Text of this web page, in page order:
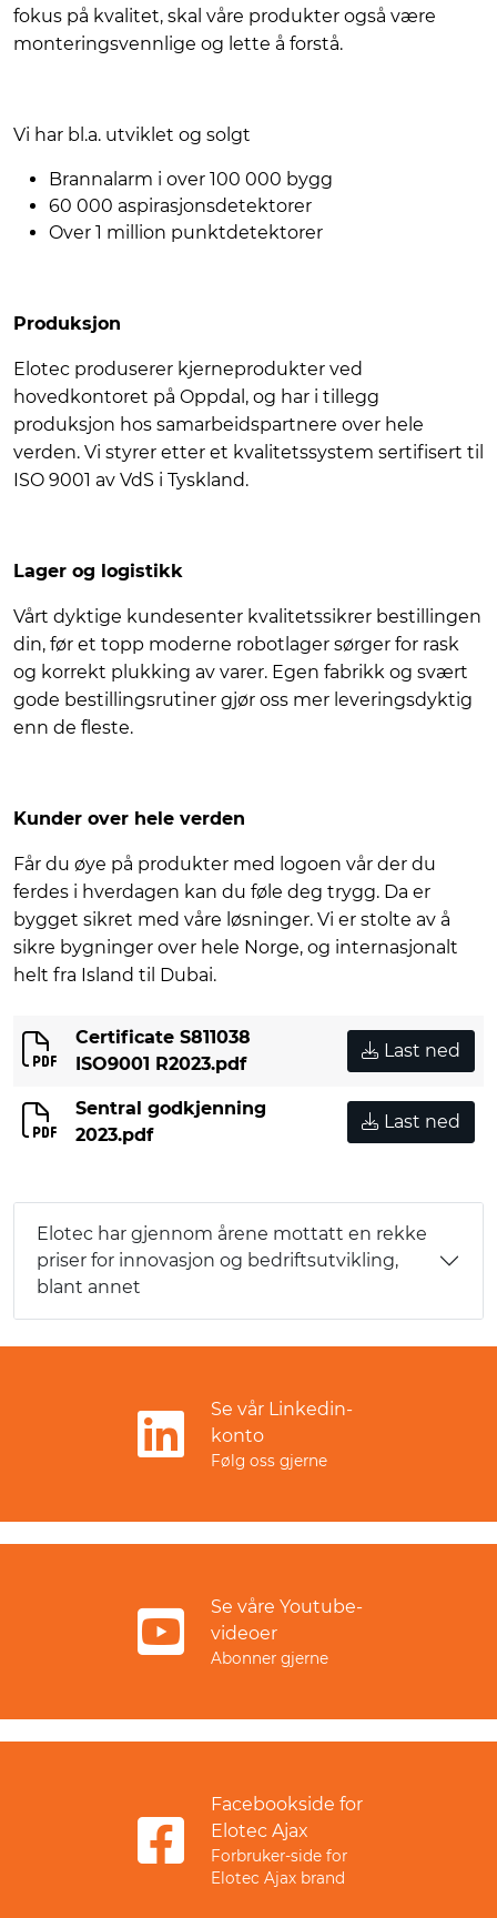
fokus på kvalitet, skal våre produkter også være
monteringsvennlige og lette å forstå.
Vi har bl.a. utviklet og solgt
Brannalarm i over 100 000 bygg
60 000 aspirasjonsdetektorer
Over 1 million punktdetektorer
Produksjon
Elotec produserer kjerneprodukter ved
hovedkontoret på Oppdal, og har i tillegg
produksjon hos samarbeidspartnere over hele
verden. Vi styrer etter et kvalitetssystem sertifisert til
ISO 9001 av VdS i Tyskland.
Lager og logistikk
Vårt dyktige kundesenter kvalitetssikrer bestillingen
din, før et topp moderne robotlager sørger for rask
og korrekt plukking av varer. Egen fabrikk og svært
gode bestillingsrutiner gjør oss mer leveringsdyktig
enn de fleste.
Kunder over hele verden
Får du øye på produkter med logoen vår der du
ferdes i hverdagen kan du føle deg trygg. Da er
bygget sikret med våre løsninger. Vi er stolte av å
sikre bygninger over hele Norge, og internasjonalt
helt fra Island til Dubai.
Elotec har gjennom årene mottatt en rekke
priser for innovasjon og bedriftsutvikling,
blant annet
Certificate S811038
ISO9001 R2023.pdf
Last ned
Sentral godkjenning
2023.pdf
Last ned
Se vår Linkedin-
konto
Følg oss gjerne
Se våre Youtube-
videoer
Abonner gjerne
Facebookside for
Elotec Ajax
Forbruker-side for
Elotec Ajax brand